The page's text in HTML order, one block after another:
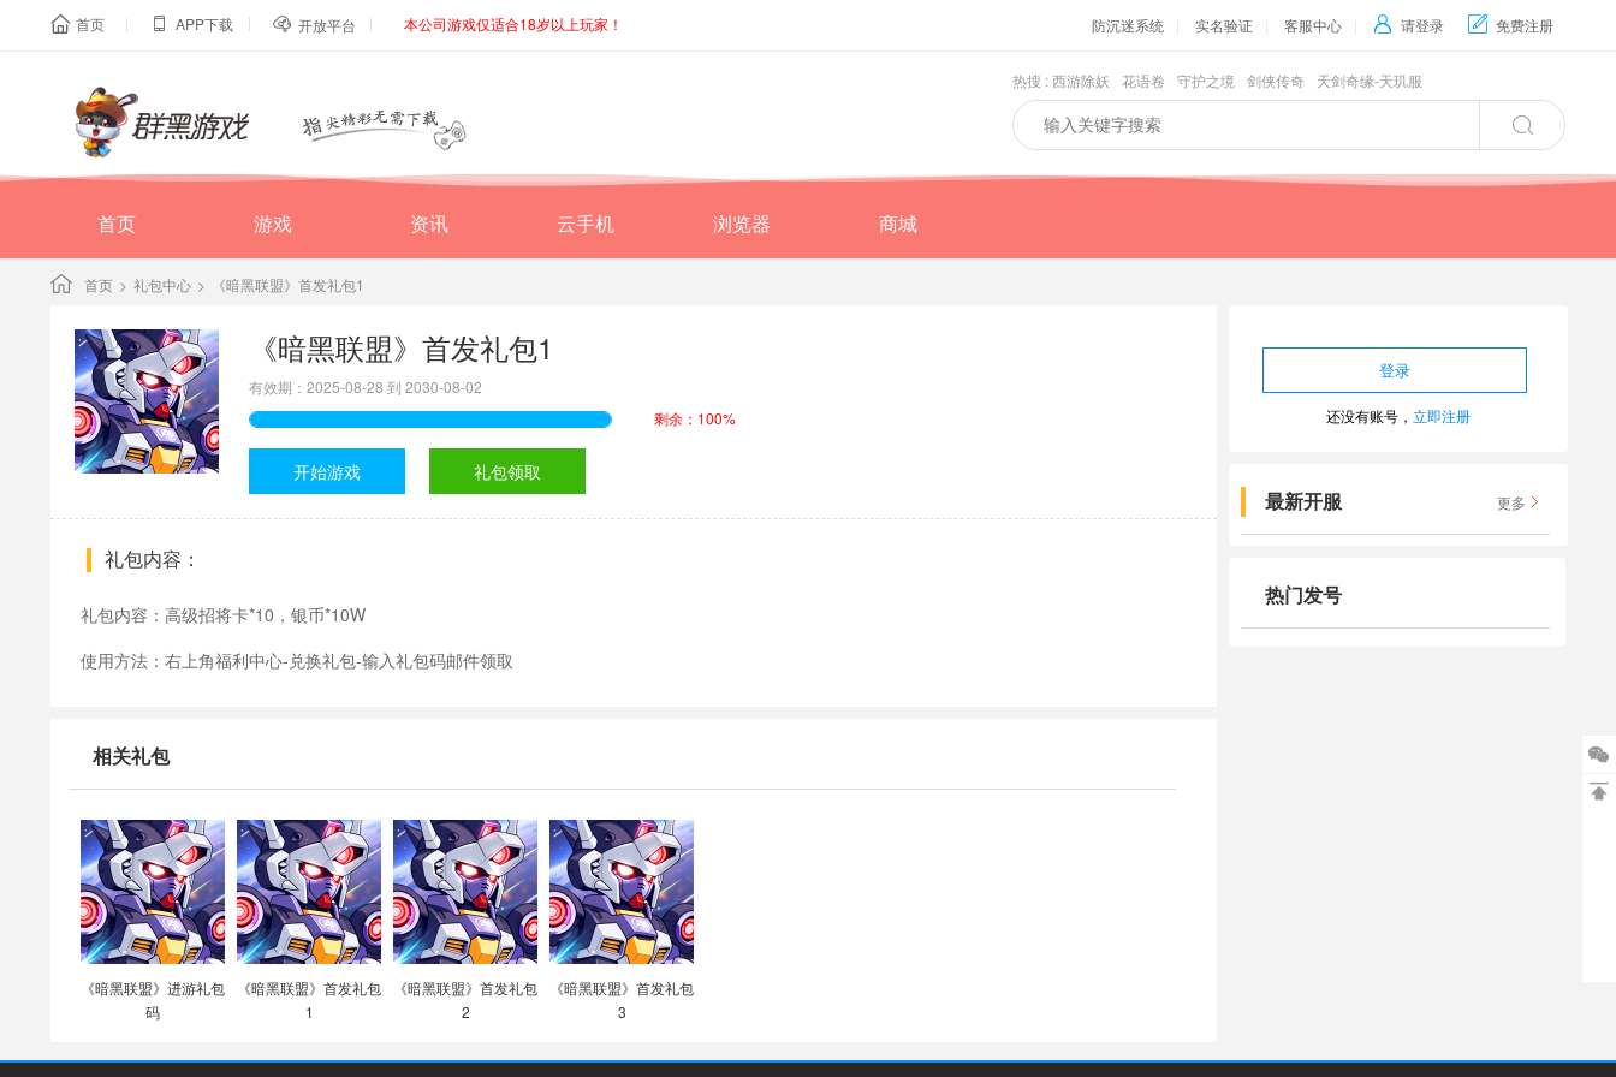
 首页 |  APP下载 |  开放平台 | 本公司游戏仅适合18岁以上玩家！ 防沉迷系统 实名验证 客服中心  请登录  免费注册
热搜 :西游除妖 花语卷 守护之境 剑侠传奇 天剑奇缘-天玑服

首页 游戏 资讯 云手机 浏览器 商城


首页 > 礼包中心 > 《暗黑联盟》首发礼包1
《暗黑联盟》首发礼包1
有效期：2025-08-28 到 2030-08-02
剩余：100%
开始游戏 礼包领取
礼包内容：
礼包内容：高级招将卡*10，银币*10W
使用方法：右上角福利中心-兑换礼包-输入礼包码邮件领取
相关礼包
《暗黑联盟》进游礼包
码
《暗黑联盟》首发礼包
1
《暗黑联盟》首发礼包
2
《暗黑联盟》首发礼包
3
还没有账号， 立即注册
最新开服 更多
热门发号